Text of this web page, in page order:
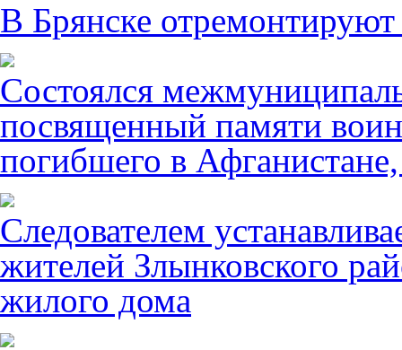
В Брянске
Состоялся
посвященный памяти
погибшего в
Следователем
жителей Злынковского
жилого дома